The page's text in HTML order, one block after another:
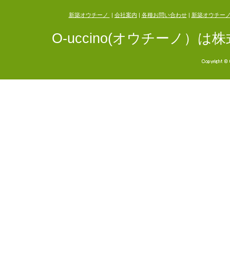
新築オウチーノ 会社案内 各種お問い合わせ| 新築オウチー
O-uccino(オウチーノ）は